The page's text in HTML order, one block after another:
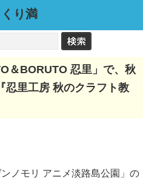
り満
＆BORUTO 忍里」で、秋
忍里工房 秋のクラフト教
ノモリ アニメ淡路島公園」の